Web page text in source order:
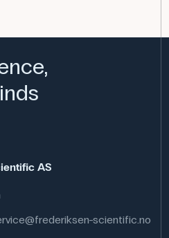
AS
scientific.no